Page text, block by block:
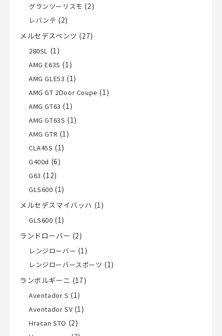
グランツーリスモ (2)
レバンテ (2)
メルセデスベンツ (27)
280SL (1)
AMG E63S (1)
AMG GLE53 (1)
AMG GT 2Door Coupe (1)
AMG GT63 (1)
AMG GT63S (1)
AMG GTR (1)
CLA45S (1)
G400d (6)
G63 (12)
GLS600 (1)
メルセデスマイバッハ (1)
GLS600 (1)
ランドローバー (2)
レンジローバー (1)
レンジローバースポーツ (1)
ランボルギーニ (17)
Aventador S (1)
Aventador SV(1)
Hracan STO (2)